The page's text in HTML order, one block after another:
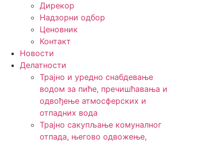
Дирекор
Надзорни одбор
Ценовник
Контакт
Новости
Делатности
Трајно и уредно снабдевање
водом за пиће, пречишћавања и
одвођење атмосферских и
отпадних вода
Трајно сакупљање комуналног
отпада, његово одвожење,